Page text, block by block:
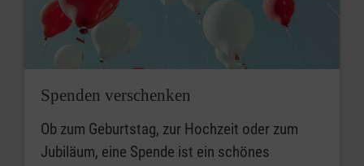
Spenden verschenken
Ob zum Geburtstag, zur Hochzeit oder zum
Jubiläum, eine Spende ist ein schönes